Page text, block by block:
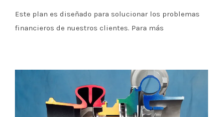
Este plan es diseñado para solucionar los problemas
financieros de nuestros clientes. Para más